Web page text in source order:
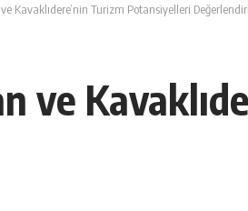
Kavaklıdere’nin Turizm Potansiyelleri
ve